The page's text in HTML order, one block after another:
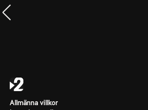
Allmänna villkor